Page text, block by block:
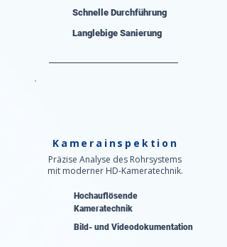
Schnelle Durchführung
Langlebige Sanierung
Kamerainspektion
Präzise Analyse des Rohrsystems
mit moderner HD-Kameratechnik.
Hochauflösende
Kameratechnik
Bild- und Videodokumentation